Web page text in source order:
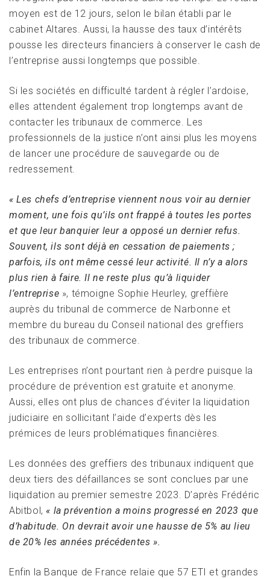
moyen est de 12 jours, selon le bilan établi par le
cabinet Altares. Aussi, la hausse des taux d’intérêts
pousse les directeurs financiers à conserver le cash de
l’entreprise aussi longtemps que possible.
Si les sociétés en difficulté tardent à régler l’ardoise,
elles attendent également trop longtemps avant de
contacter les tribunaux de commerce. Les
professionnels de la justice n’ont ainsi plus les moyens
de lancer une procédure de sauvegarde ou de
redressement.
« Les chefs d’entreprise viennent nous voir au dernier
moment, une fois qu’ils ont frappé à toutes les portes
et que leur banquier leur a opposé un dernier refus.
Souvent, ils sont déjà en cessation de paiements ;
parfois, ils ont même cessé leur activité. Il n’y a alors
plus rien à faire. Il ne reste plus qu’à liquider
l’entreprise », témoigne Sophie Heurley, greffière
auprès du tribunal de commerce de Narbonne et
membre du bureau du Conseil national des greffiers
des tribunaux de commerce.
Les entreprises n’ont pourtant rien à perdre puisque la
procédure de prévention est gratuite et anonyme.
Aussi, elles ont plus de chances d’éviter la liquidation
judiciaire en sollicitant l’aide d’experts dès les
prémices de leurs problématiques financières.
Les données des greffiers des tribunaux indiquent que
deux tiers des défaillances se sont conclues par une
liquidation au premier semestre 2023. D’après Frédéric
Abitbol, « la prévention a moins progressé en 2023 que
d’habitude. On devrait avoir une hausse de 5% au lieu
de 20% les années précédentes ».
Enfin la Banque de France relaie que 57 ETI et grandes